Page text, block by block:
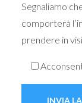
Segnaliamo
comporterà
prendere in